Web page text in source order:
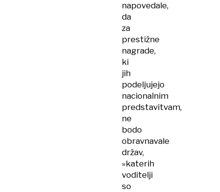
napovedale,
da
za
prestižne
nagrade,
ki
jih
podeljujejo
nacionalnim
predstavitvam,
ne
bodo
obravnavale
držav,
»katerih
voditelji
so